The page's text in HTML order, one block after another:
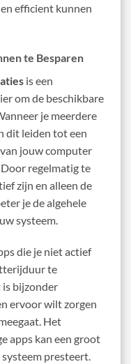
efficient kunnen
te Besparen
is een
om de beschikbare
je meerdere
dit leiden tot een
jouw computer
regelmatig te
zijn en alleen de
je de algehele
systeem.
die je niet actief
te
is bijzonder
ervoor wilt zorgen
Het
apps kan een groot
presteert.